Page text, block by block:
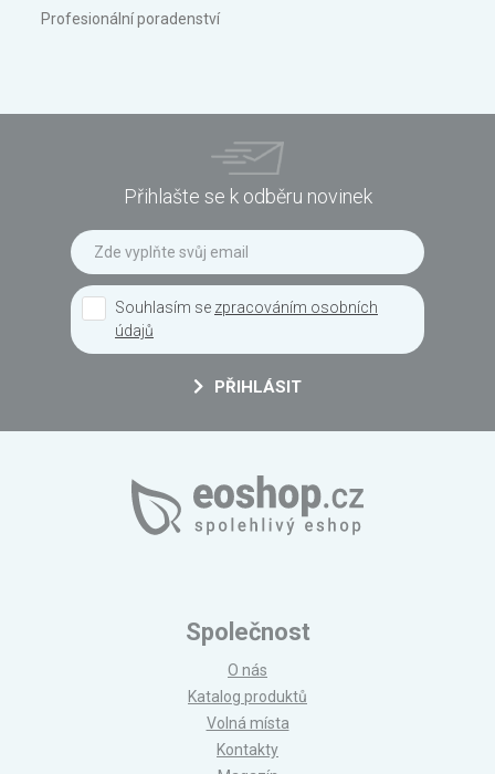
Profesionální poradenství
Přihlašte se k odběru novinek
Souhlasím se zpracováním osobních
údajů
PŘIHLÁSIT
Společnost
O nás
Katalog produktů
Volná místa
Kontakty